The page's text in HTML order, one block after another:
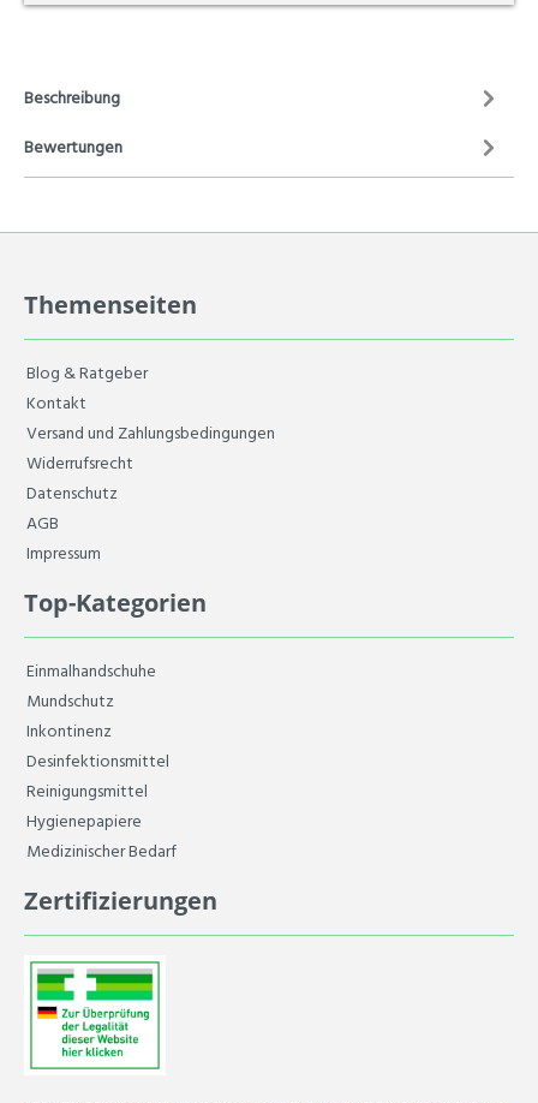
Beschreibung
Bewertungen
Themenseiten
Blog & Ratgeber
Kontakt
Versand und Zahlungsbedingungen
Widerrufsrecht
Datenschutz
AGB
Impressum
Top-Kategorien
Einmalhandschuhe
Mundschutz
Inkontinenz
Desinfektionsmittel
Reinigungsmittel
Hygienepapiere
Medizinischer Bedarf
Zertifizierungen